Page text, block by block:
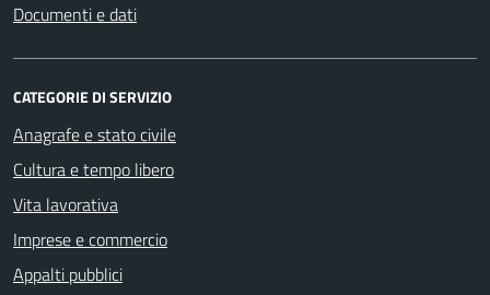
Documenti e dati
CATEGORIE DI SERVIZIO
Anagrafe e stato civile
Cultura e tempo libero
Vita lavorativa
Imprese e commercio
Appalti pubblici